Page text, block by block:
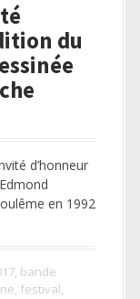
du
d’honneur
en 1992
, bande
, festival,